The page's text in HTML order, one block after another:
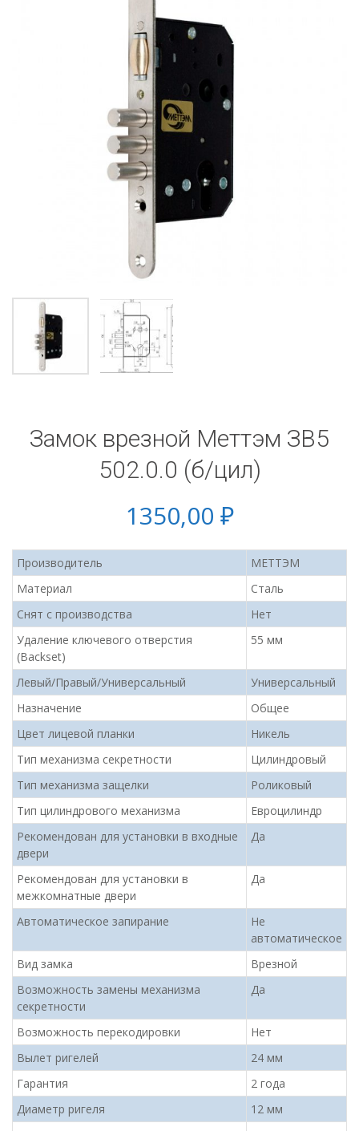
Замок врезной Меттэм ЗВ5
502.0.0 (б/цил)
1350,00 ₽
Производитель
МЕТТЭМ
Материал
Сталь
Cнят с производства
Нет
Удаление ключевого отверстия
(Backset)
55 мм
Левый/Правый/Универсальный
Универсальный
Назначение
Общее
Цвет лицевой планки
Никель
Тип механизма секретности
Цилиндровый
Тип механизма защелки
Роликовый
Тип цилиндрового механизма
Евроцилиндр
Рекомендован для установки в входные
двери
Да
Рекомендован для установки в
межкомнатные двери
Да
Автоматическое запирание
Не
автоматическое
Вид замка
Врезной
Возможность замены механизма
секретности
Да
Возможность перекодировки
Нет
Вылет ригелей
24 мм
Гарантия
2 года
Диаметр ригеля
12 мм